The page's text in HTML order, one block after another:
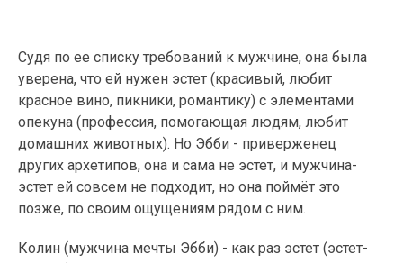
Судя по ее списку требований к мужчине, она была
уверена, что ей нужен эстет (красивый, любит
красное вино, пикники, романтику) с элементами
опекуна (профессия, помогающая людям, любит
домашних животных). Но Эбби - приверженец
других архетипов, она и сама не эстет, и мужчина-
эстет ей совсем не подходит, но она поймёт это
позже, по своим ощущениям рядом с ним.
Колин (мужчина мечты Эбби) - как раз эстет (эстет-